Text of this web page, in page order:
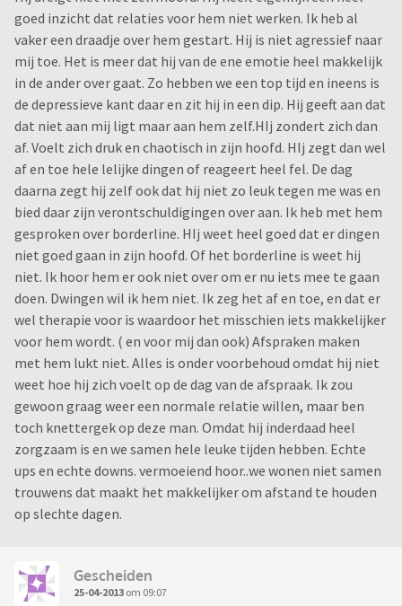
goed inzicht dat relaties voor hem niet werken. Ik heb al
vaker een draadje over hem gestart. Hij is niet agressief naar
mij toe. Het is meer dat hij van de ene emotie heel makkelijk
in de ander over gaat. Zo hebben we een top tijd en ineens is
de depressieve kant daar en zit hij in een dip. Hij geeft aan dat
dat niet aan mij ligt maar aan hem zelf.HIj zondert zich dan
af. Voelt zich druk en chaotisch in zijn hoofd. HIj zegt dan wel
af en toe hele lelijke dingen of reageert heel fel. De dag
daarna zegt hij zelf ook dat hij niet zo leuk tegen me was en
bied daar zijn verontschuldigingen over aan. Ik heb met hem
gesproken over borderline. HIj weet heel goed dat er dingen
niet goed gaan in zijn hoofd. Of het borderline is weet hij
niet. Ik hoor hem er ook niet over om er nu iets mee te gaan
doen. Dwingen wil ik hem niet. Ik zeg het af en toe, en dat er
wel therapie voor is waardoor het misschien iets makkelijker
voor hem wordt. ( en voor mij dan ook) Afspraken maken
met hem lukt niet. Alles is onder voorbehoud omdat hij niet
weet hoe hij zich voelt op de dag van de afspraak. Ik zou
gewoon graag weer een normale relatie willen, maar ben
toch knettergek op deze man. Omdat hij inderdaad heel
zorgzaam is en we samen hele leuke tijden hebben. Echte
ups en echte downs. vermoeiend hoor..we wonen niet samen
trouwens dat maakt het makkelijker om afstand te houden
op slechte dagen.
Gescheiden
25-04-2013 om 09:07